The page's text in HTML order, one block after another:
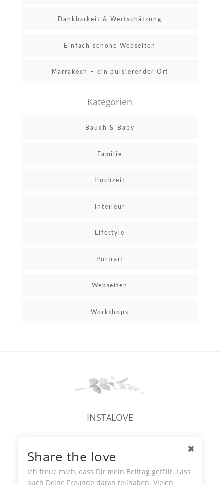
Dankbarkeit & Wertschätzung
Einfach schöne Webseiten
Marrakech – ein pulsierender Ort
Kategorien
Bauch & Baby
Familie
Hochzeit
Interieur
Lifestyle
Portrait
Webseiten
Workshops
INSTALOVE
Share the love
Ich freue mich, dass Dir mein Beitrag gefällt. Lass
auch Deine Freunde daran teilhaben. Vielen